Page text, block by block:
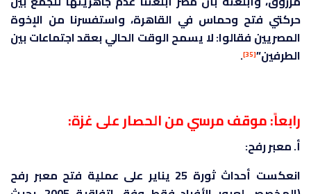
حركتي فتح وحماس في القاهرة، واستفسرنا من الإخوة
المصريين فقالوا: لا يسمح الوقت الحالي بعقد اجتماعات بين
الطرفين”[35]
.
رابعاً: موقف مرسي من الحصار على غزة:
أ. معبر رفح:
انعكست أحداث ثورة 25 يناير على عملية فتح معبر رفح